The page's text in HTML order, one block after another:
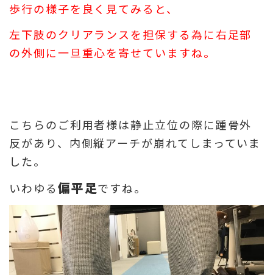
歩行の様子を良く見てみると、
左下肢のクリアランスを担保する為に右足部
の外側に一旦重心を寄せていますね。
こちらのご利用者様は静止立位の際に踵骨外
反があり、内側縦アーチが崩れてしまっていま
した。
いわゆる偏平足ですね。